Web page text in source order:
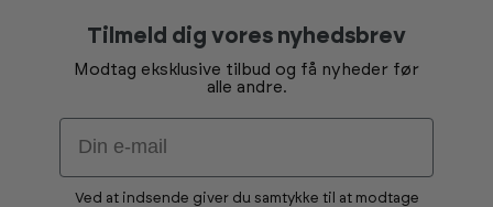
Tilmeld dig vores nyhedsbrev
Modtag eksklusive tilbud og få nyheder før
alle andre.
Email
Ved at indsende giver du samtykke til at modtage